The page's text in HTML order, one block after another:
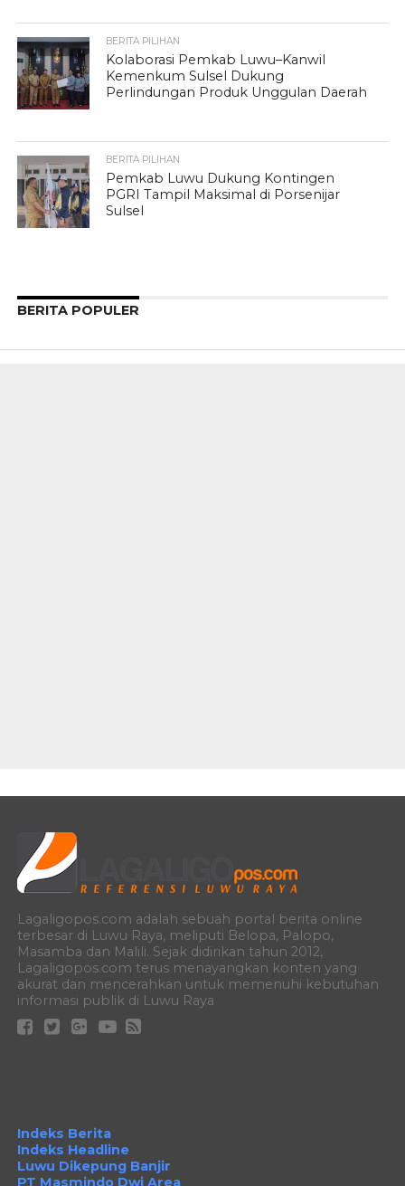
BERITA PILIHAN
Kolaborasi Pemkab Luwu–Kanwil
Kemenkum Sulsel Dukung
Perlindungan Produk Unggulan Daerah
BERITA PILIHAN
Pemkab Luwu Dukung Kontingen
PGRI Tampil Maksimal di Porsenijar
Sulsel
BERITA POPULER
Lagaligopos.com adalah sebuah portal berita online
terbesar di Luwu Raya, meliputi Belopa, Palopo,
Masamba dan Malili. Sejak didirikan tahun 2012,
Lagaligopos.com terus menayangkan konten yang
akurat dan mencerahkan untuk memenuhi kebutuhan
informasi publik di Luwu Raya
Indeks Berita
Indeks Headline
Luwu Dikepung Banjir
PT Masmindo Dwi Area